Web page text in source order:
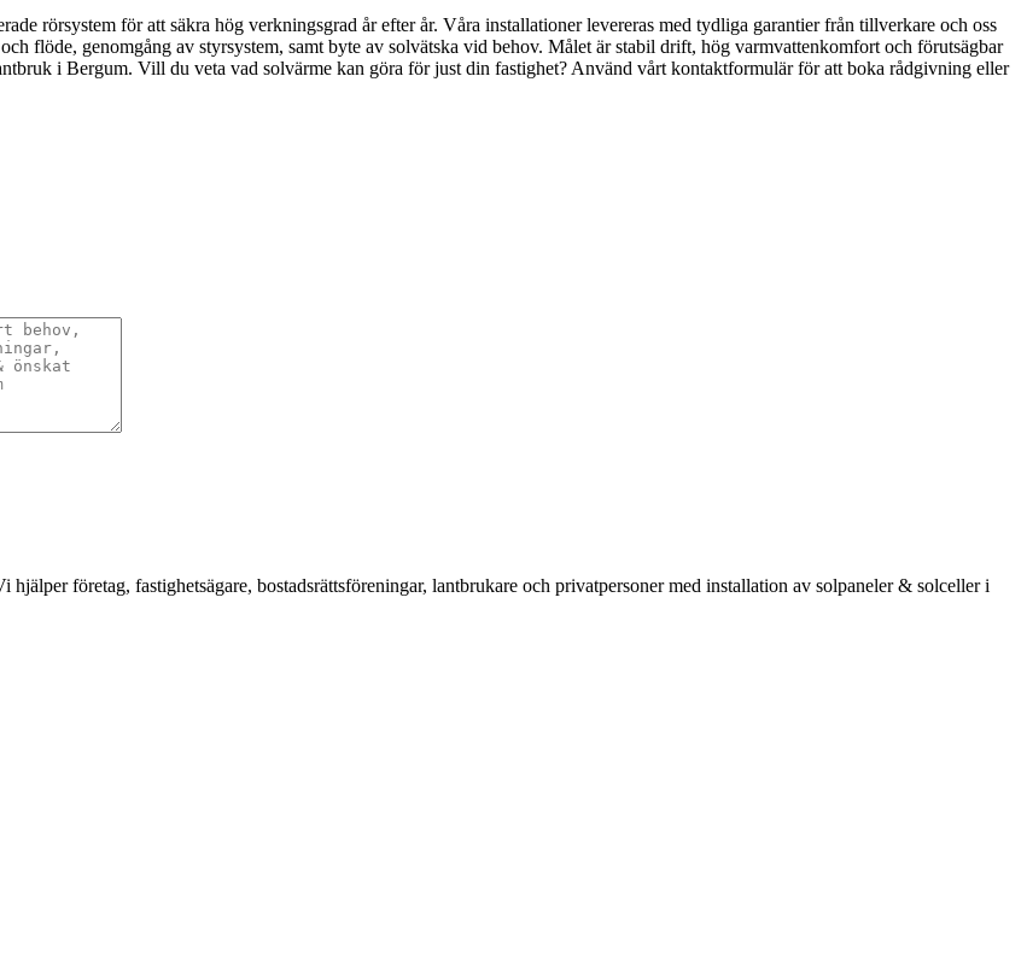
rörsystem för att säkra hög verkningsgrad år efter år. Våra installationer levereras med tydliga garantier från tillverkare och oss
flöde, genomgång av styrsystem, samt byte av solvätska vid behov. Målet är stabil drift, hög varmvattenkomfort och förutsägbar
i Bergum. Vill du veta vad solvärme kan göra för just din fastighet? Använd vårt kontaktformulär för att boka rådgivning eller
företag, fastighetsägare, bostadsrättsföreningar, lantbrukare och privatpersoner med installation av solpaneler & solceller i